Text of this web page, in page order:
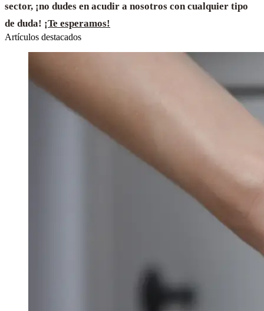
sector, ¡no dudes en acudir a nosotros con cualquier tipo
de duda! ¡Te esperamos!
Artículos destacados